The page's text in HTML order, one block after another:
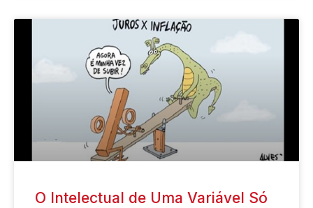
O Intelectual de Uma Variável Só